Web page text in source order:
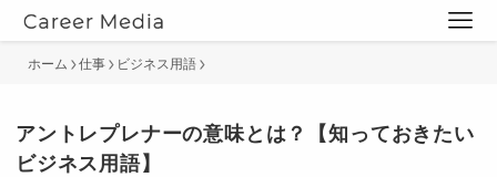
ホーム 仕事 ビジネス用語
アントレプレナーの意味とは？【知っておきたい
ビジネス用語】